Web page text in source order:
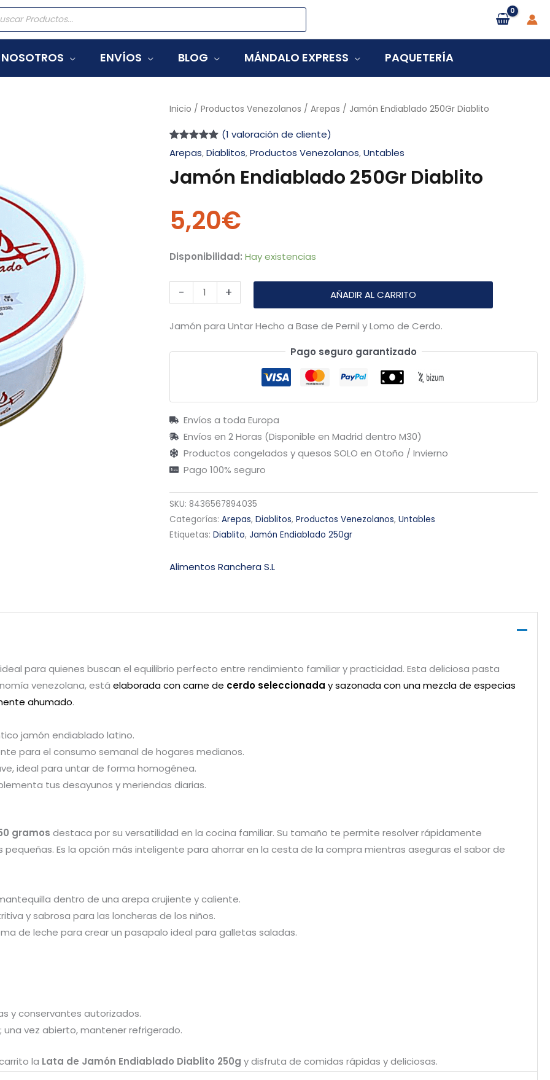
NOSOTROS ENVÍOS BLOG MÁNDALO EXPRESS PAQUETERÍA
Inicio /Productos Venezolanos /Arepas / Jamón Endiablado 250Gr Diablito
Valorado
con5.00de
1
valoración
de un cliente
(1 valoración de cliente)
Arepas,Diablitos,Productos Venezolanos,Untables
Jamón Endiablado 250Gr Diablito
5,20€
Disponibilidad: Hay existencias
-
Jamón
250Gr
Diablito
cantidad
+ AÑADIR AL CARRITO
Jamón para Untar Hecho a Base de Pernil y Lomo de Cerdo.
Pago seguro garantizado
Envíos a toda Europa
Envíos en 2 Horas (Disponible en Madrid dentro M30)
Productos congelados y quesos SOLO en Otoño / Invierno
Pago 100% seguro
SKU: 8436567894035
Categorías:Arepas,Diablitos,Productos Venezolanos,Untables
Etiquetas:Diablito,Jamón Endiablado 250gr
Alimentos Ranchera S.L
para quienes buscan el equilibrio perfecto entre rendimiento familiar y practicidad. Esta deliciosa pasta
venezolana, está elaborada con carne de cerdo seleccionada y sazonada con una mezcla de especias
ahumado.
jamón endiablado latino.
para el consumo semanal de hogares medianos.
ideal para untar de forma homogénea.
tus desayunos y meriendas diarias.
gramos destaca por su versatilidad en la cocina familiar. Su tamaño te permite resolver rápidamente
Es la opción más inteligente para ahorrar en la cesta de la compra mientras aseguras el sabor de
dentro de una arepa crujiente y caliente.
y sabrosa para las loncheras de los niños.
de leche para crear un pasapalo ideal para galletas saladas.
y conservantes autorizados.
una vez abierto, mantener refrigerado.
la Lata de Jamón Endiablado Diablito 250g y disfruta de comidas rápidas y deliciosas.